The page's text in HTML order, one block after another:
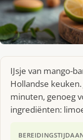
IJsje van mango-
Hollandse
minuten, genoeg
ingrediënten:
BEREIDINGSTIJD